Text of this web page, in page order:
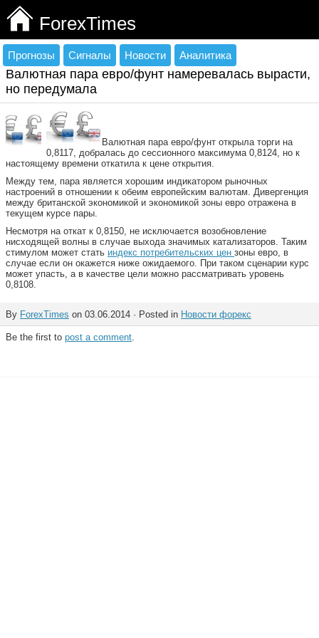
ForexTimes
Прогнозы Сигналы Новости Аналитика
Валютная пара евро/фунт намеревалась вырасти,
но передумала
Валютная пара евро/фунт открыла торги на
0,8117, добралась до сессионного максимума 0,8124, но к
настоящему времени откатила к цене открытия.
Между тем, пара является хорошим индикатором рыночных
настроений в отношении к обеим европейским валютам. Дивергенция
между британской экономикой и экономикой зоны евро отражена в
текущем курсе пары.
Несмотря на откат к 0,8150, не исключается возобновление
нисходящей волны в случае выхода значимых катализаторов. Таким
стимулом может стать индекс потребительских цен зоны евро, в
случае если он окажется ниже ожидаемого. При таком сценарии курс
может упасть, а в качестве цели можно рассматривать уровень
0,8108.
By ForexTimes on 03.06.2014 · Posted in Новости форекс
Be the first to post a comment.